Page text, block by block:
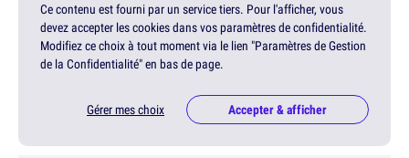
Ce contenu est fourni par un service tiers. Pour l'afficher, vous
devez accepter les cookies dans vos paramètres de confidentialité.
Modifiez ce choix à tout moment via le lien "Paramètres de Gestion
de la Confidentialité" en bas de page.
Gérer mes choix Accepter & afficher